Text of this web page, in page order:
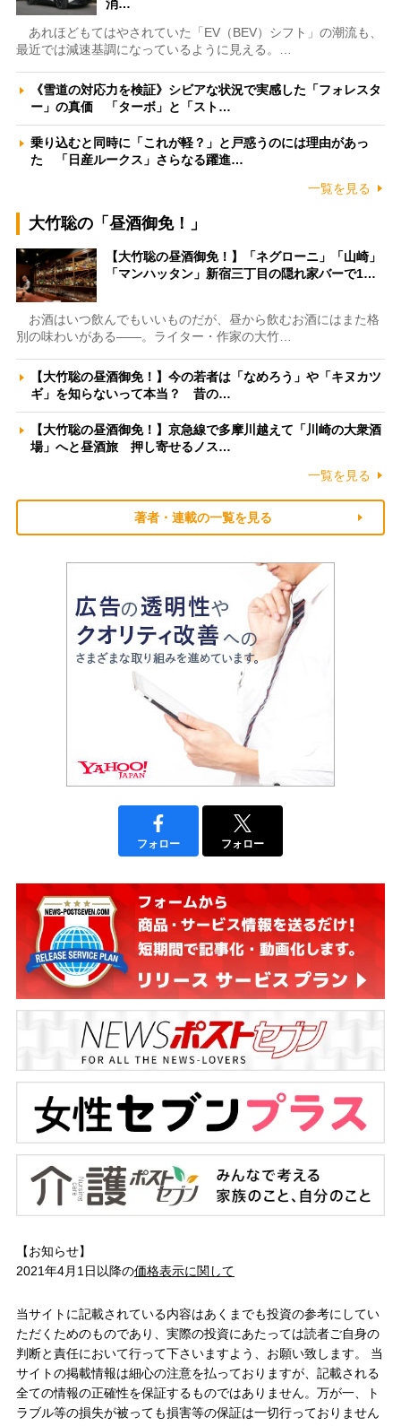
消…
あれほどもてはやされていた「EV（BEV）シフト」の潮流も、
最近では減速基調になっているように見える。…
《雪道の対応力を検証》シビアな状況で実感した「フォレスタ
ー」の真価 「ターボ」と「スト…
乗り込むと同時に「これが軽？」と戸惑うのには理由があっ
た 「日産ルークス」さらなる躍進…
一覧を見る
大竹聡の「昼酒御免！」
【大竹聡の昼酒御免！】「ネグローニ」「山崎」
「マンハッタン」新宿三丁目の隠れ家バーで1…
お酒はいつ飲んでもいいものだが、昼から飲むお酒にはまた格
別の味わいがある――。ライター・作家の大竹…
【大竹聡の昼酒御免！】今の若者は「なめろう」や「キヌカツ
ギ」を知らないって本当？ 昔の…
【大竹聡の昼酒御免！】京急線で多摩川越えて「川崎の大衆酒
場」へと昼酒旅 押し寄せるノス…
一覧を見る
著者・連載の一覧を見る
フォロー フォロー
【お知らせ】
2021年4月1日以降の価格表示に関して
当サイトに記載されている内容はあくまでも投資の参考にしてい
ただくためのものであり、実際の投資にあたっては読者ご自身の
判断と責任において行って下さいますよう、お願い致します。 当
サイトの掲載情報は細心の注意を払っておりますが、記載される
全ての情報の正確性を保証するものではありません。万が一、ト
ラブル等の損失が被っても損害等の保証は一切行っておりません